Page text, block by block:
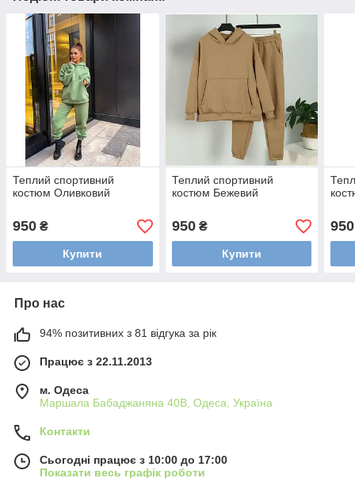
Теплий спортивний
костюм Оливковий
950 ₴
Купити
Теплий спортивний
костюм Бежевий
950₴
Купити
950
Про нас
94% позитивних з 81 відгука за рік
Працює з 22.11.2013
м. Одеса
Маршала Бабаджаняна 40В, Одеса, Україна
Контакти
Сьогодні працює з 10:00 до 17:00
Показати весь графік роботи